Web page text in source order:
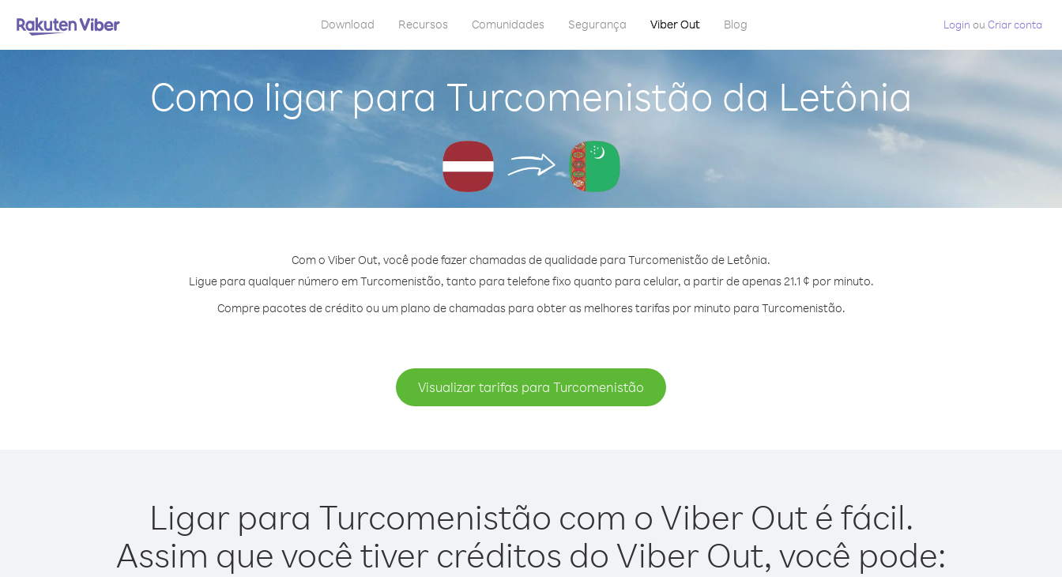
Download Recursos Comunidades Segurança Viber Out Blog Login ou Criar conta
Como ligar para Turcomenistão da Letônia
Com o Viber Out, você pode fazer chamadas de qualidade para Turcomenistão de Letônia.
Ligue para qualquer número em Turcomenistão, tanto para telefone fixo quanto para celular, a partir de apenas 21.1 ¢ por minuto.
Compre pacotes de crédito ou um plano de chamadas para obter as melhores tarifas por minuto para Turcomenistão.
Visualizar tarifas para Turcomenistão
Ligar para Turcomenistão com o Viber Out é fácil.
Assim que você tiver créditos do Viber Out, você pode: